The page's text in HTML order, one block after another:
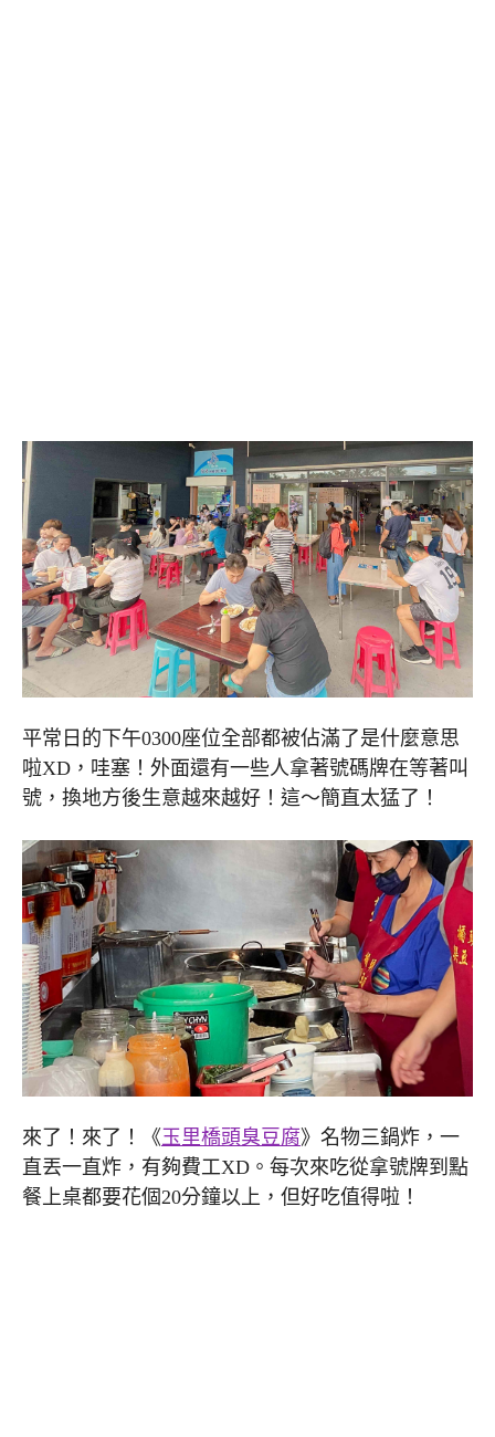
平常日的下午0300座位全部都被佔滿了是什麼意思
啦XD，哇塞！外面還有一些人拿著號碼牌在等著叫
號，換地方後生意越來越好！這～簡直太猛了！
來了！來了！《玉里橋頭臭豆腐》名物三鍋炸，一
直丟一直炸，有夠費工XD。每次來吃從拿號牌到點
餐上桌都要花個20分鐘以上，但好吃值得啦！